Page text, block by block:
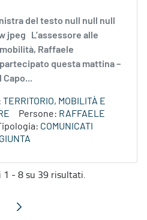
del testo null null null
jpeg L’assessore alle
Raffaele
questa mattina –
Capo...
TERRITORIO, MOBILITÀ E
Persone: RAFFAELE
COMUNICATI
1 - 8 su 39 risultati.
Pagina Seguente